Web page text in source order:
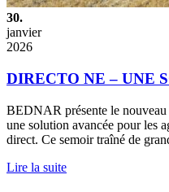
30.
janvier
2026
DIRECTO NE – UNE
BEDNAR présente le
une solution avancée pour les
direct. Ce semoir traîné de
Lire la suite